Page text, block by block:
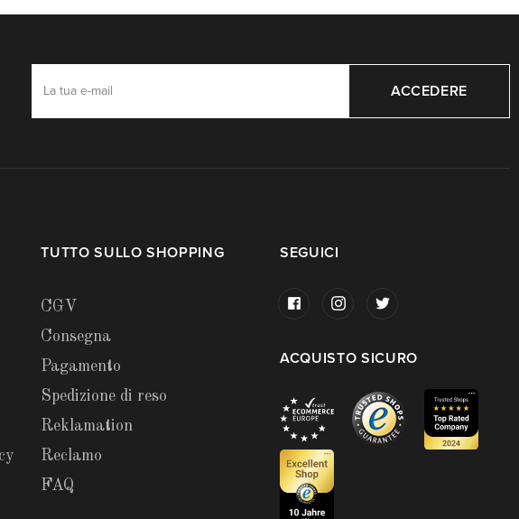
ACCEDERE
TUTTO SULLO SHOPPING
CGV
Consegna
Pagamento
Spedizione di reso
Reklamation
Reclamo
FAQ
SEGUICI
ACQUISTO SICURO